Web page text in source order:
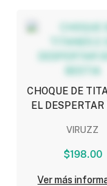
CHOQUE DE
EL DESPERTAR
VIRUZZ
$198.00
Ver más